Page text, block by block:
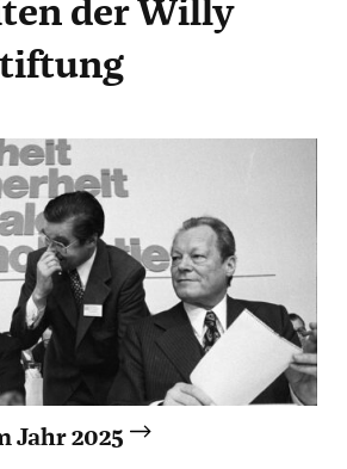
der Willy
Jahr 2025